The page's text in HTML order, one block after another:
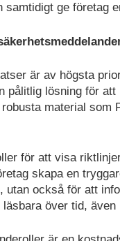
samtidigt ge företag
är av högsta
pålitlig lösning för
material som
för att visa
skapa en
utan också för att
över tid,